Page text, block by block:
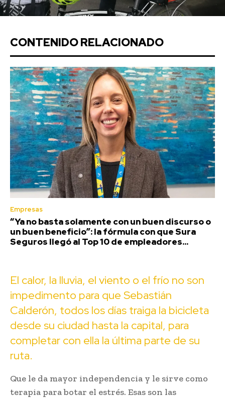
CONTENIDO RELACIONADO
Empresas
“Ya no basta solamente con un buen discurso o
un buen beneficio”: la fórmula con que Sura
Seguros llegó al Top 10 de empleadores...
El calor, la lluvia, el viento o el frío no son
impedimento para que Sebastián
Calderón, todos los días traiga la bicicleta
desde su ciudad hasta la capital, para
completar con ella la última parte de su
ruta.
Que le da mayor independencia y le sirve como
terapia para botar el estrés. Esas son las